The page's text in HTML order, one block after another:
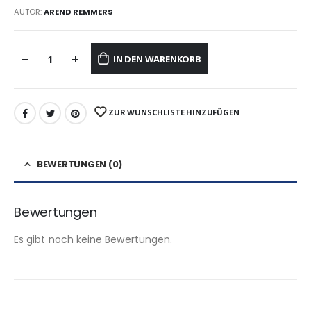
AUTOR:AREND REMMERS
IN DEN WARENKORB
ZUR WUNSCHLISTE HINZUFÜGEN
BEWERTUNGEN (0)
Bewertungen
Es gibt noch keine Bewertungen.